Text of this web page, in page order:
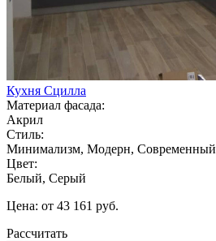
Кухня Сцилла
Материал фасада:
Акрил
Стиль:
Минимализм, Модерн, Современный
Цвет:
Белый, Серый
Цена: от 43 161 руб.
Рассчитать